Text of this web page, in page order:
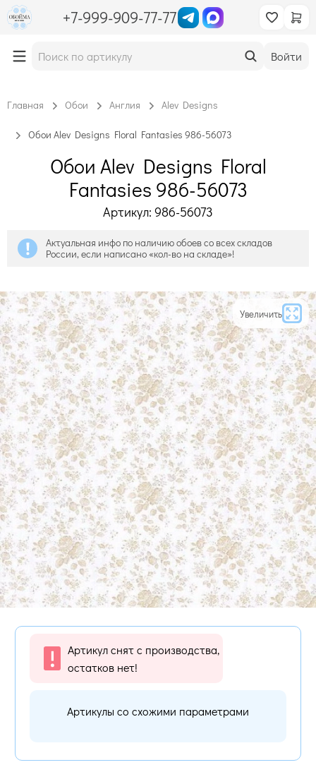
+7-999-909-77-77
Войти
Главная Обои Англия Alev Designs
Обои Alev Designs Floral Fantasies 986-56073
Обои Alev Designs Floral
Fantasies 986-56073
Артикул: 986-56073
Актуальная инфо по наличию обоев со всех складов
России, если написано «кол-во на складе»!
Увеличить
Артикул снят с производства,
остатков нет!
Артикулы со схожими параметрами